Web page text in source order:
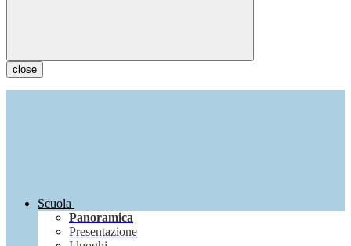
close
Scuola
Panoramica
Presentazione